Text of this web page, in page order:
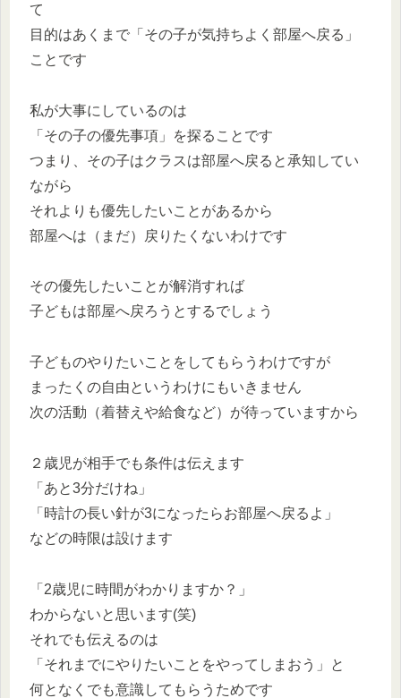
て
目的はあくまで「その子が気持ちよく部屋へ戻る」
ことです
私が大事にしているのは
「その子の優先事項」を探ることです
つまり、その子はクラスは部屋へ戻ると承知してい
ながら
それよりも優先したいことがあるから
部屋へは（まだ）戻りたくないわけです
その優先したいことが解消すれば
子どもは部屋へ戻ろうとするでしょう
子どものやりたいことをしてもらうわけですが
まったくの自由というわけにもいきません
次の活動（着替えや給食など）が待っていますから
２歳児が相手でも条件は伝えます
「あと3分だけね」
「時計の長い針が3になったらお部屋へ戻るよ」
などの時限は設けます
「2歳児に時間がわかりますか？」
わからないと思います(笑)
それでも伝えるのは
「それまでにやりたいことをやってしまおう」と
何となくでも意識してもらうためです